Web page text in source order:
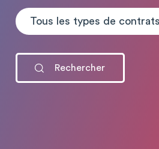
Tous les types de contrats